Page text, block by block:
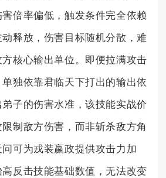
倍率偏低，触发条件完全依赖
释放，伤害目标随机分散，难
核心输出单位。即便拉满攻击
独依靠君临天下打出的输出依
弟子的伤害水准，该技能实战价
制敌方伤害，而非斩杀敌方角
可为戎装嬴政提供攻击力加
反击技能基础数值，无法改变